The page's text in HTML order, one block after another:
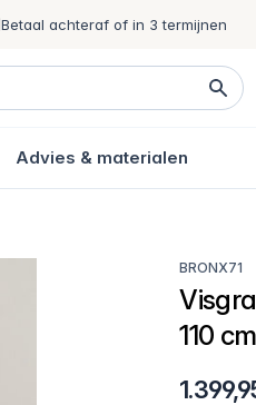
Betaal achteraf of in 3 termijnen
Advies & materialen
BRONX71
110 cm